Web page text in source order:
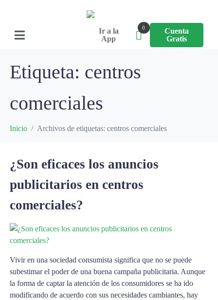
Ir a la
App
0
Cuenta
Gratis
Etiqueta: centros
comerciales
Inicio Archivos de etiquetas: centros comerciales
¿Son eficaces los anuncios
publicitarios en centros
comerciales?
Vivir en una sociedad consumista significa que no se puede
subestimar el poder de una buena campaña publicitaria. Aunque
la forma de captar la atención de los consumidores se ha ido
modificando de acuerdo con sus necesidades cambiantes, hay